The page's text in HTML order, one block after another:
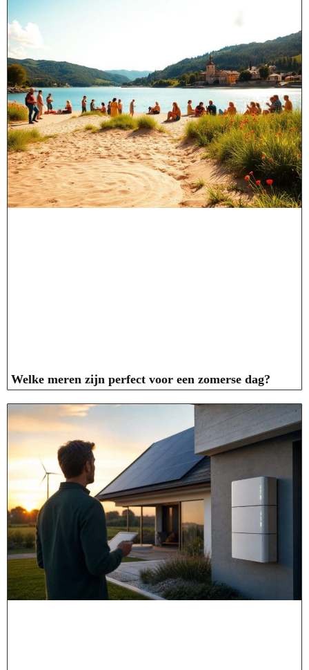
Welke meren zijn perfect voor een zomerse dag?